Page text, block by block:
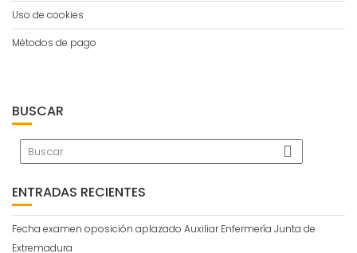
Uso de cookies
Métodos de pago
BUSCAR
ENTRADAS RECIENTES
Fecha examen oposición aplazado Auxiliar Enfermería Junta de
Extremadura